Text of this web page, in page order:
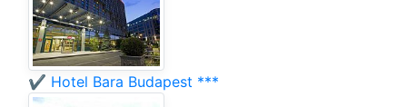
✔️ Hotel Bara Budapest ***